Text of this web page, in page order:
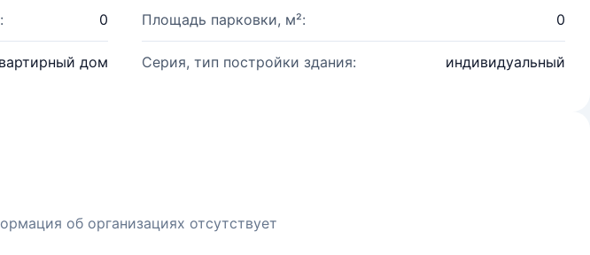
0 Площадь парковки, м²: 0
дом Серия, тип постройки здания: индивидуальный
об организациях отсутствует